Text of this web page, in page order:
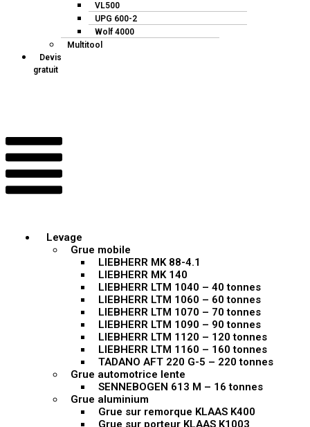
VL500
UPG 600-2
Wolf 4000
Multitool
Devis
gratuit
Levage
Grue mobile
LIEBHERR MK 88-4.1
LIEBHERR MK 140
LIEBHERR LTM 1040 – 40 tonnes
LIEBHERR LTM 1060 – 60 tonnes
LIEBHERR LTM 1070 – 70 tonnes
LIEBHERR LTM 1090 – 90 tonnes
LIEBHERR LTM 1120 – 120 tonnes
LIEBHERR LTM 1160 – 160 tonnes
TADANO AFT 220 G-5 – 220 tonnes
Grue automotrice lente
SENNEBOGEN 613 M – 16 tonnes
Grue aluminium
Grue sur remorque KLAAS K400
Grue sur porteur KLAAS K1003